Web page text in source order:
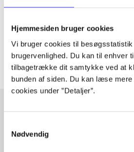
Hjemmesiden bruger cookies
Vi bruger cookies til
brugervenlighed. Du kan til enhver
tilbagetrække dit samtykke ved at
bunden af siden. Du kan læse
cookies under ”Detaljer”.
Nødvendig
Tidsskrift
Artiklerne ihandler ofte om
Artikler med samme emner